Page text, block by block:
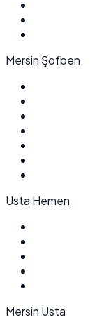
Mersin Şofben
Usta Hemen
Mersin Usta